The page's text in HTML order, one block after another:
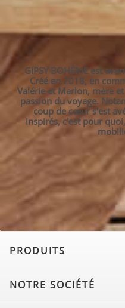
GIPSY BOHÈME est
Créé en 2018, en
Valérie et Marlon, mère
passion du voyage.
coup de cœur s'est
inspirés, c'est pour
PRODUITS
NOTRE SOCIÉTÉ